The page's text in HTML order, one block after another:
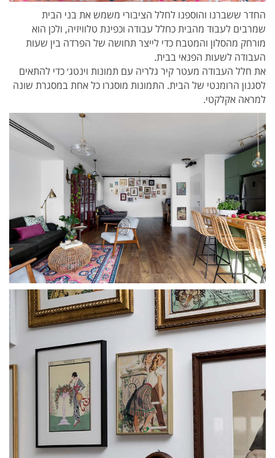
החדר ששברנו והוספנו לחלל הציבורי משמש את בני הבית
שמרבים לעבוד מהבית כחלל עבודה וכפינת טלוויזיה, ולכן הוא
מורחק מהסלון והמטבח כדי לייצר תחושה של הפרדה בין שעות
העבודה לשעות הפנאי בבית.
את חלל העבודה מעטר קיר גלריה עם תמונות וינטג׳ כדי להתאים
לסגנון הרומנטי של הבית. התמונות מוסגרו כל אחת במסגרת שונה
למראה אקלקטי.